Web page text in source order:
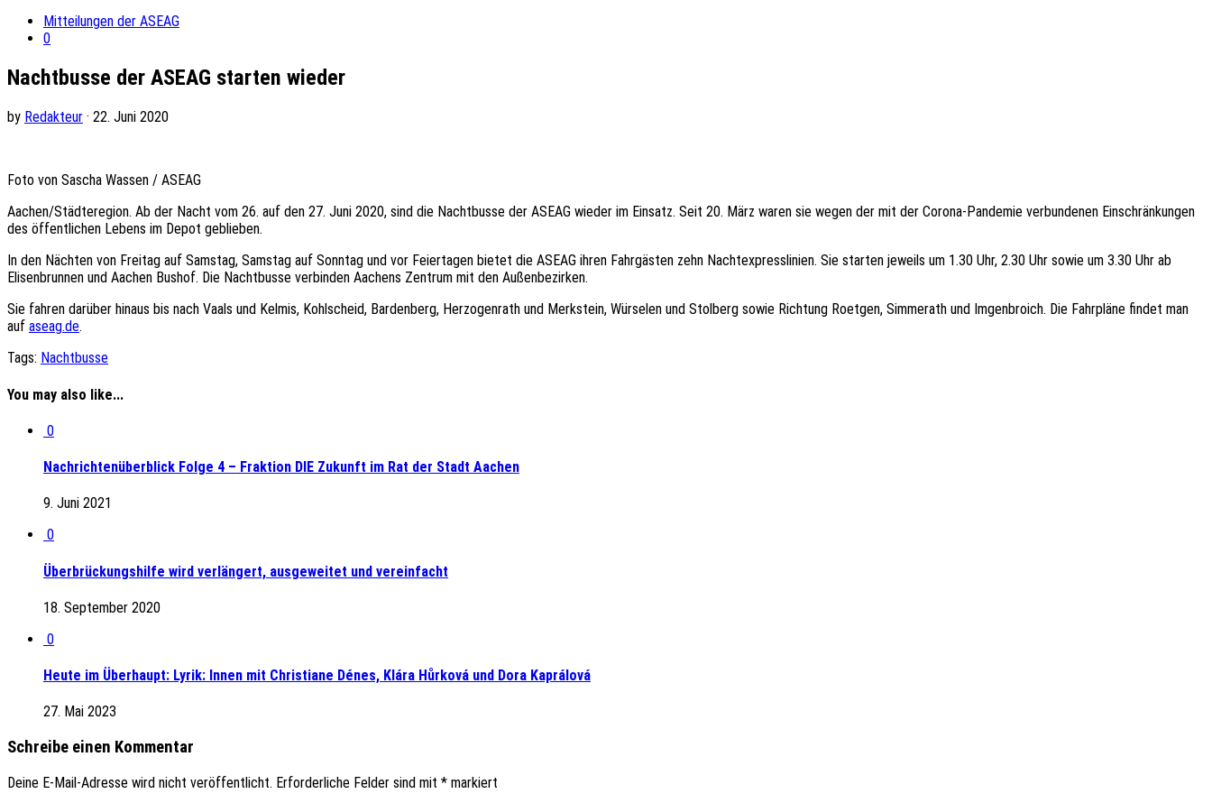
Mitteilungen der ASEAG
0
Nachtbusse der ASEAG starten wieder
by Redakteur · 22. Juni 2020
Foto von Sascha Wassen / ASEAG
Aachen/Städteregion. Ab der Nacht vom 26. auf den 27. Juni 2020, sind die Nachtbusse der ASEAG wieder im Einsatz. Seit 20. März waren sie wegen der mit der Corona-Pandemie verbundenen Einschränkungen
des öffentlichen Lebens im Depot geblieben.
In den Nächten von Freitag auf Samstag, Samstag auf Sonntag und vor Feiertagen bietet die ASEAG ihren Fahrgästen zehn Nachtexpresslinien. Sie starten jeweils um 1.30 Uhr, 2.30 Uhr sowie um 3.30 Uhr ab
Elisenbrunnen und Aachen Bushof. Die Nachtbusse verbinden Aachens Zentrum mit den Außenbezirken.
Sie fahren darüber hinaus bis nach Vaals und Kelmis, Kohlscheid, Bardenberg, Herzogenrath und Merkstein, Würselen und Stolberg sowie Richtung Roetgen, Simmerath und Imgenbroich. Die Fahrpläne findet man
auf aseag.de.
Tags: Nachtbusse
You may also like...
0
Nachrichtenüberblick Folge 4 – Fraktion DIE Zukunft im Rat der Stadt Aachen
9. Juni 2021
0
Überbrückungshilfe wird verlängert, ausgeweitet und vereinfacht
18. September 2020
0
Heute im Überhaupt: Lyrik: Innen mit Christiane Dénes, Klára Hůrková und Dora Kaprálová
27. Mai 2023
Schreibe einen Kommentar
Deine E-Mail-Adresse wird nicht veröffentlicht. Erforderliche Felder sind mit * markiert